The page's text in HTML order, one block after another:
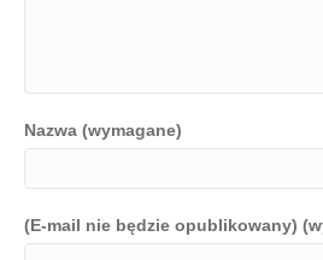
Nazwa (wymagane)
(E-mail nie będzie opublikowany)